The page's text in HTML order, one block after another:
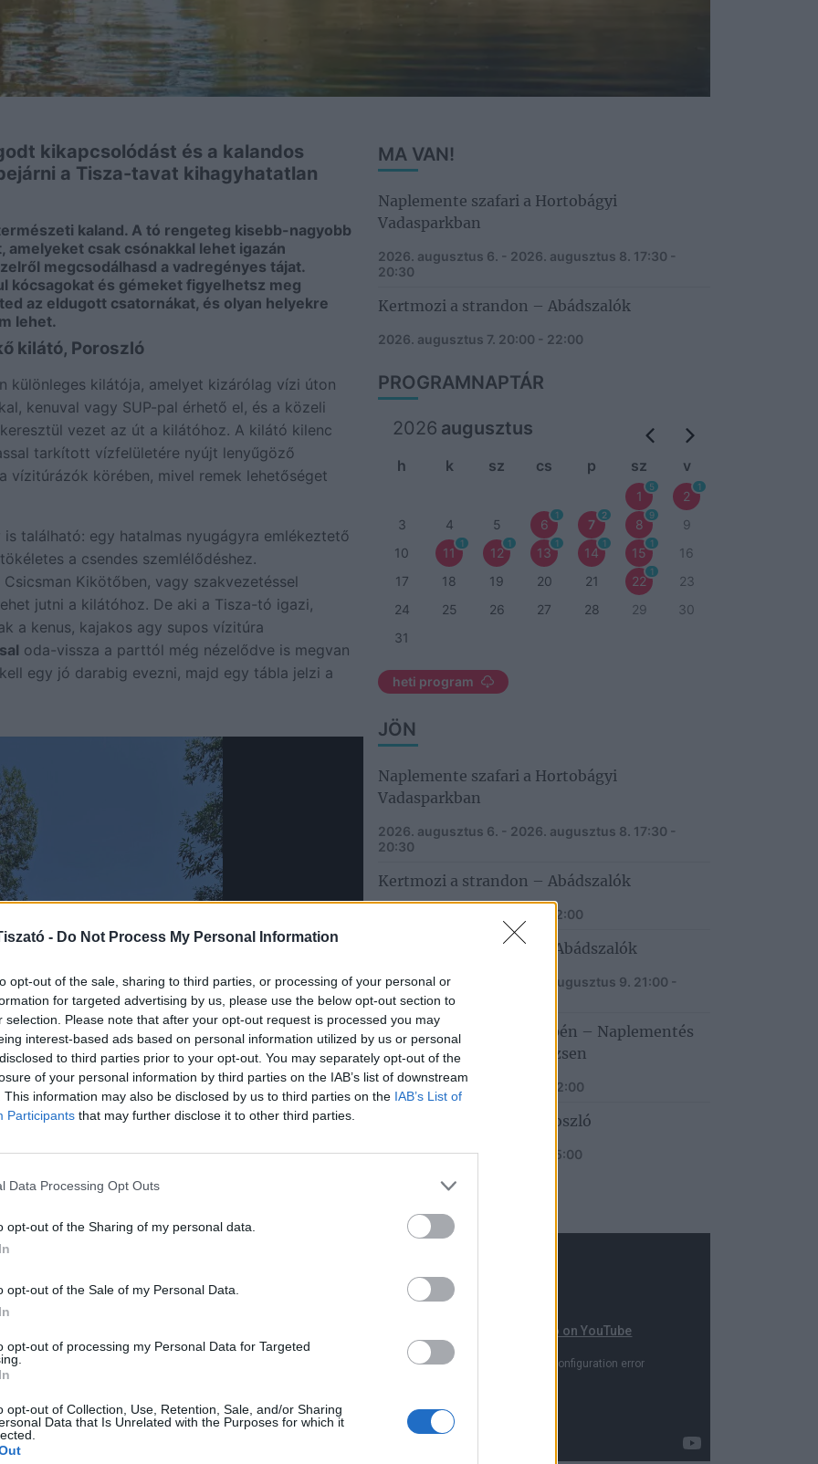
- Do Not Process My Personal Information
opt-out of the sale, sharing to third parties, or processing of your personal or
for targeted advertising by us, please use the below opt-out section to
selection. Please note that after your opt-out request is processed you may
interest-based ads based on personal information utilized by us or personal
to third parties prior to your opt-out. You may separately opt-out of the
of your personal information by third parties on the IAB’s list of downstream
This information may also be disclosed by us to third parties on the IAB’s List of
Participants that may further disclose it to other third parties.
Data Processing Opt Outs
opt-out of the Sharing of my personal data.
opt-out of the Sale of my Personal Data.
opt-out of processing my Personal Data for Targeted
opt-out of Collection, Use, Retention, Sale, and/or Sharing
Data that Is Unrelated with the Purposes for which it
kikapcsolódást és a kalandos
a Tisza-tavat kihagyhatatlan
kaland. A tó rengeteg kisebb-nagyobb
csak csónakkal lehet igazán
megcsodálhasd a vadregényes tájat.
kócsagokat és gémeket figyelhetsz meg
az eldugott csatornákat, és olyan helyekre
lehet.
kilátó, Poroszló
kilátója, amelyet kizárólag vízi úton
kenuval vagy SUP-pal érhető el, és a közeli
vezet az út a kilátóhoz. A kilátó kilenc
tarkított vízfelületére nyújt lenyűgöző
vízitúrázók körében, mivel remek lehetőséget
található: egy hatalmas nyugágyra emlékeztető
a csendes szemlélődéshez.
Kikötőben, vagy szakvezetéssel
jutni a kilátóhoz. De aki a Tisza-tó igazi,
a kenus, kajakos agy supos vízitúra
oda-vissza a parttól még nézelődve is megvan
egy jó darabig evezni, majd egy tábla jelzi a
2# –
a
birodalma
mivel ilyenkor a természet a zöld erez
virágzásnak, hanem a vízfelszín, ugyanis
MA VAN!
Naplemente szafari a Hortobágyi
Vadasparkban
2026. augusztus 6. - 2026. augusztus 8. 17:30 -
20:30
Kertmozi a strandon – Abádszalók
2026. augusztus 7. 20:00 - 22:00
PROGRAMNAPTÁR
2026 augusztus
h k sz cs p sz v
1
5
2
1
3 4 5 6
1
7
2
8
9
9
10
11
1
12
1
13
1
14
1
15
1
16
17
18 19 20 21 22
1
23
24
25 26 27 28 29
30
31
heti program
JÖN
Naplemente szafari a Hortobágyi
Vadasparkban
2026. augusztus 6. - 2026. augusztus 8. 17:30 -
20:30
Kertmozi a strandon – Abádszalók
20:00 - 22:00
Panorama Beach Club – Abádszalók
2026. augusztus 8. - 2026. augusztus 9. 21:00 -
01:30
Hegedűszó a Tisza közepén – Naplementés
élményhajózás Tiszaderzsen
2026. augusztus 8. 18:00 - 22:00
Csöröge Fánk Nap – Poroszló
2026. augusztus 8. 10:00 - 15:00
YOUTUBE